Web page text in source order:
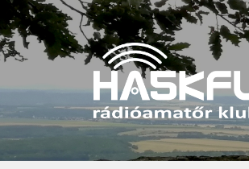
Ugrás
a
tartalomra